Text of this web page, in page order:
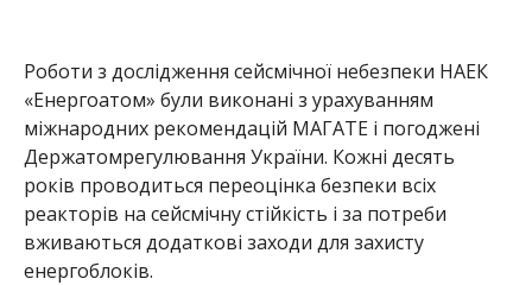
Роботи з дослідження сейсмічної небезпеки НАЕК
«Енергоатом» були виконані з урахуванням
міжнародних рекомендацій МАГАТЕ і погоджені
Держатомрегулювання України. Кожні десять
років проводиться переоцінка безпеки всіх
реакторів на сейсмічну стійкість і за потреби
вживаються додаткові заходи для захисту
енергоблоків.